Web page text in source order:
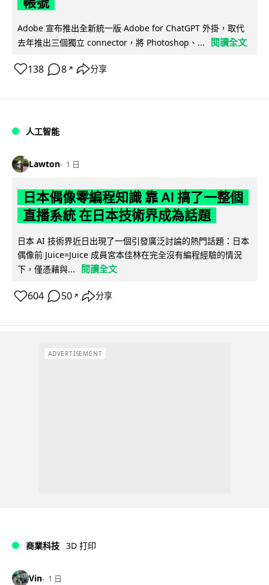
Adobe 宣布推出全新統一版 Adobe for ChatGPT 外掛，取代
去年推出三個獨立 connector，將 Photoshop、...
閱讀全文
138 8 ↗ 分享
人工智能
Lawton 1 日
日本偶像零編程知識 靠 AI 搞了一整個
直播系統 在日本技術界成為話題
日本 AI 技術界近日出現了一個引發廣泛討論的熱門話題：日本
偶像前 Juice=Juice 成員宮本佳林在完全沒有編程經驗的情況
下，僅憑藉與...
閱讀全文
604 50 ↗ 分享
ADVERTISEMENT
商業科技 3D 打印
Vin 1 日